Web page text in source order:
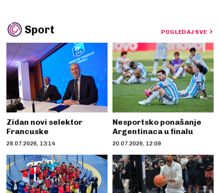
Sport POGLEDAJ SVE
Zidan novi selektor
Francuske
28.07.2026, 13:14
Nesportsko ponašanje
Argentinaca u finalu
20.07.2026, 12:09